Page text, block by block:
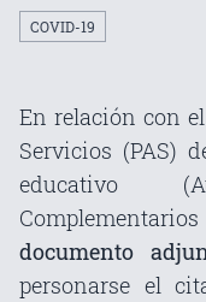
COVID-19
En relación con
Servicios (PAS)
educativo
documento
personarse el